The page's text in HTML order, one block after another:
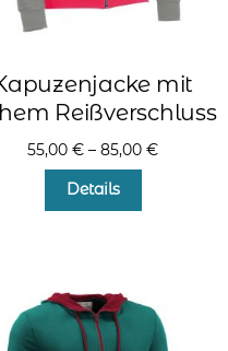
mit
Reißverschluss
55,00€ –85,00€
Details
Die
Optionen